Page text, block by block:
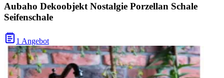
Aubaho Dekoobjekt Nostalgie Porzellan Schale
Seifenschale
1 Angebot